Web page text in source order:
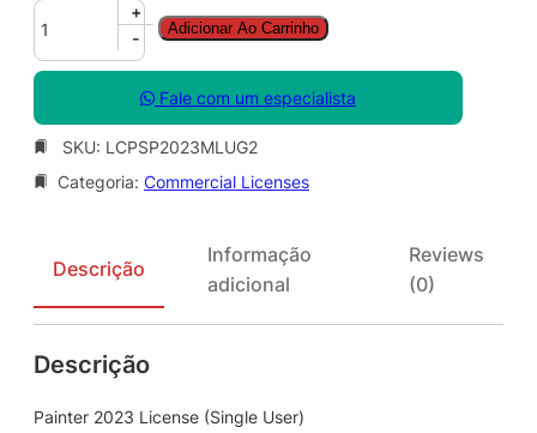
P
i
n
e
2
i
e
s
+
-
Adicionar Ao Carrinho
Fale com um especialista
SKU: LCPSP2023MLUG2
Categoria: Commercial Licenses
Descrição
Informação
adicional
Reviews
(0)
Descrição
Painter 2023 License (Single User)